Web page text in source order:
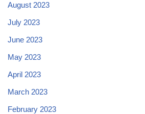
August 2023
July 2023
June 2023
May 2023
April 2023
March 2023
February 2023